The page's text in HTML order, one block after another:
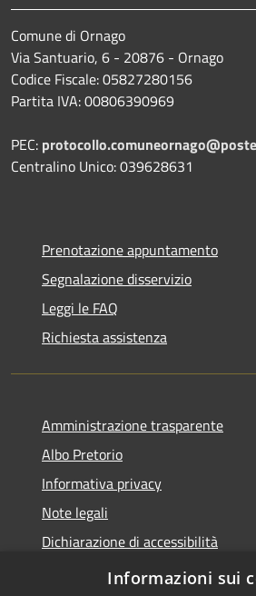
Comune di Ornago
Via Santuario, 6 - 20876 - Ornago
Codice Fiscale: 05827280156
Partita IVA: 00806390969
PEC:
Centralino Unico: 039628631
Prenotazione appuntamento
Segnalazione disservizio
Leggi le FAQ
Richiesta assistenza
Amministrazione trasparente
Albo Pretorio
Informativa privacy
Note legali
Dichiarazione di accessibilità
Obiettivi di accessibilità
Informazioni sui